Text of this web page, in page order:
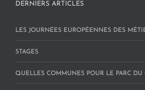
DERNIERS ARTICLES
LES JOURNÉES EUROPÉENNES DES
STAGES
QUELLES COMMUNES POUR LE PARC